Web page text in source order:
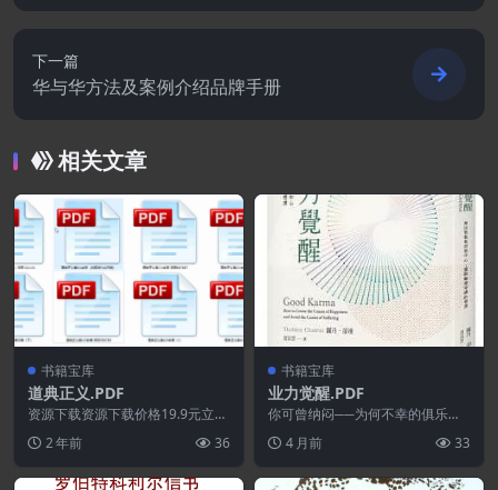
下一篇
华与华方法及案例介绍品牌手册
相关文章
书籍宝库
道典正义.PDF
资源下载资源下载价格19.9元立即
购买 或 &n...
2 年前 36
书籍宝库
业力觉醒.PDF
你可曾纳闷──为何不幸的俱乐部
临到我的头顶？想得幸福、远离悲
伤不能靠自己决定吗？...
4 月前 33